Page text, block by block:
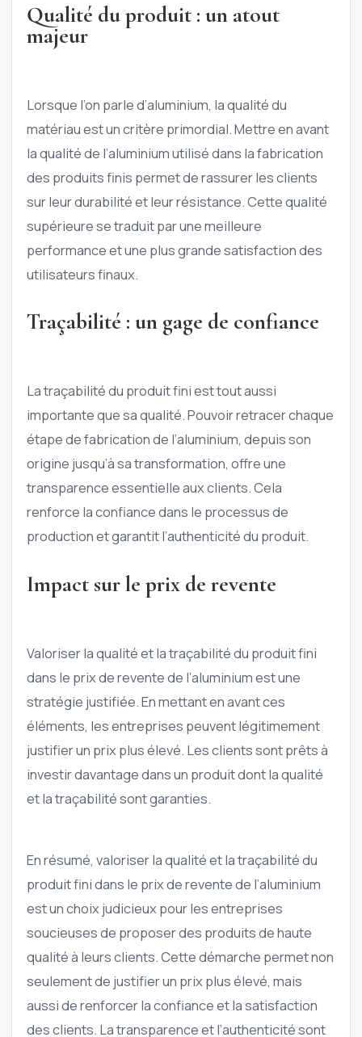
Qualité du produit : un atout
majeur
Lorsque l’on parle d’aluminium, la qualité du
matériau est un critère primordial. Mettre en avant
la qualité de l’aluminium utilisé dans la fabrication
des produits finis permet de rassurer les clients
sur leur durabilité et leur résistance. Cette qualité
supérieure se traduit par une meilleure
performance et une plus grande satisfaction des
utilisateurs finaux.
Traçabilité : un gage de confiance
La traçabilité du produit fini est tout aussi
importante que sa qualité. Pouvoir retracer chaque
étape de fabrication de l’aluminium, depuis son
origine jusqu’à sa transformation, offre une
transparence essentielle aux clients. Cela
renforce la confiance dans le processus de
production et garantit l’authenticité du produit.
Impact sur le prix de revente
Valoriser la qualité et la traçabilité du produit fini
dans le prix de revente de l’aluminium est une
stratégie justifiée. En mettant en avant ces
éléments, les entreprises peuvent légitimement
justifier un prix plus élevé. Les clients sont prêts à
investir davantage dans un produit dont la qualité
et la traçabilité sont garanties.
En résumé, valoriser la qualité et la traçabilité du
produit fini dans le prix de revente de l’aluminium
est un choix judicieux pour les entreprises
soucieuses de proposer des produits de haute
qualité à leurs clients. Cette démarche permet non
seulement de justifier un prix plus élevé, mais
aussi de renforcer la confiance et la satisfaction
des clients. La transparence et l’authenticité sont